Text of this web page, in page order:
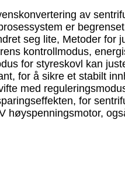
av
er
seg lite, Metoder for
kontrollmodus,
for styreskovl kan
for å sikre et stabilt
med
for
høyspenningsmotor,